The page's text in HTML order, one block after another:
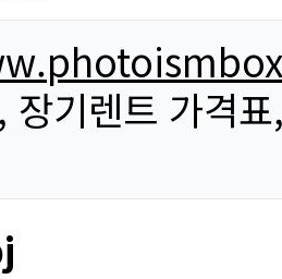
장기렌트 가격